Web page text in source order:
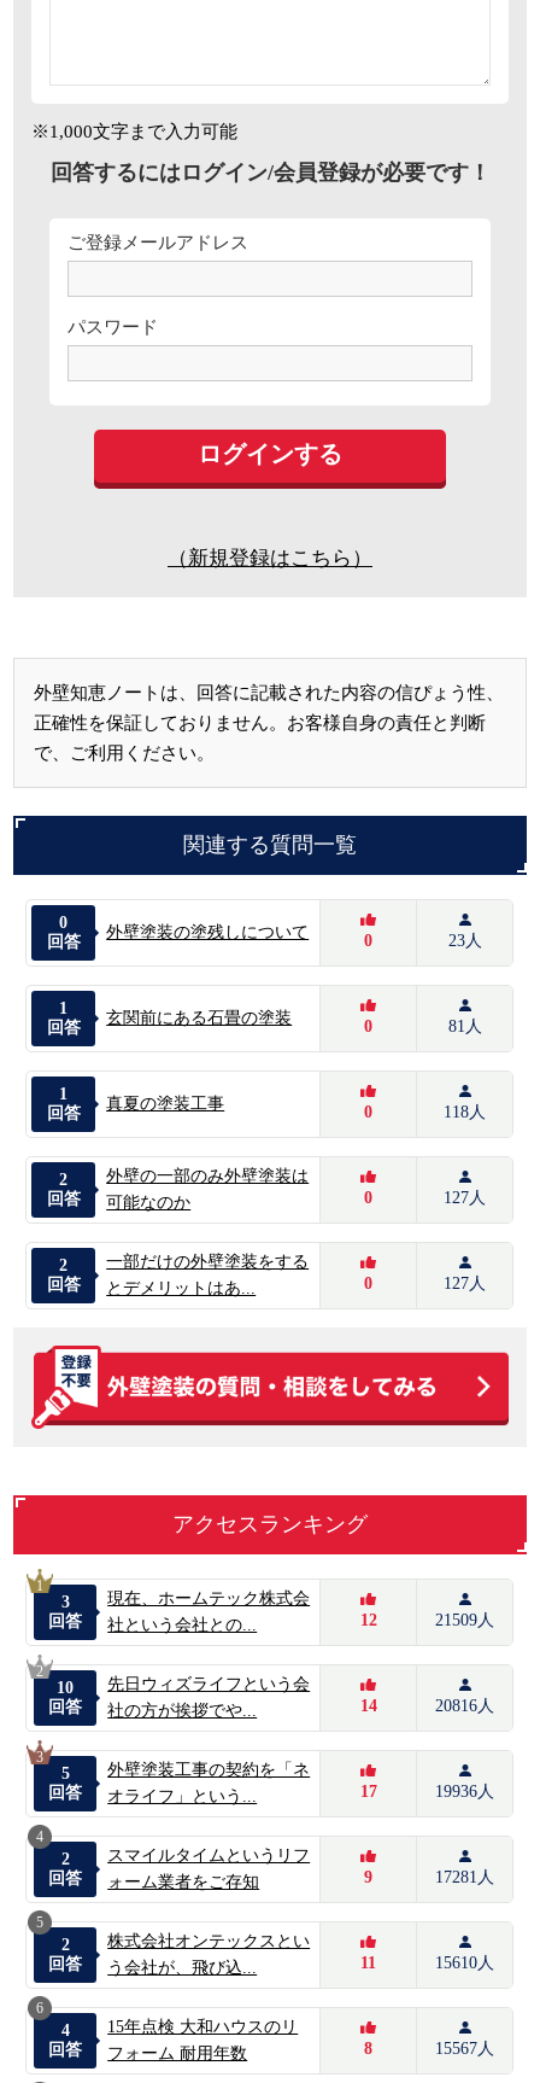
※1,000文字まで入力可能
回答するにはログイン/会員登録が必要です！
ご登録メールアドレス
パスワード
（新規登録はこちら）
外壁知恵ノートは、回答に記載された内容の信ぴょう性、
正確性を保証しておりません。お客様自身の責任と判断
で、ご利用ください。
関連する質問一覧
0
回答
外壁塗装の塗残しについて 0 23人
1
回答
玄関前にある石畳の塗装 0 81人
1
回答
真夏の塗装工事 0 118人
2
回答
外壁の一部のみ外壁塗装は
可能なのか
0 127人
2
回答
一部だけの外壁塗装をする
とデメリットはあ...
0 127人
アクセスランキング
1
3
回答
現在、ホームテック株式会
社という会社との...
12 21509人
2
10
回答
先日ウィズライフという会
社の方が挨拶でや...
14 20816人
3
5
回答
外壁塗装工事の契約を「ネ
オライフ」という...
17 19936人
4
2
回答
スマイルタイムというリフ
ォーム業者をご存知
9 17281人
5
2
回答
株式会社オンテックスとい
う会社が、飛び込...
11 15610人
6
4
回答
15年点検 大和ハウスのリ
フォーム 耐用年数
8 15567人